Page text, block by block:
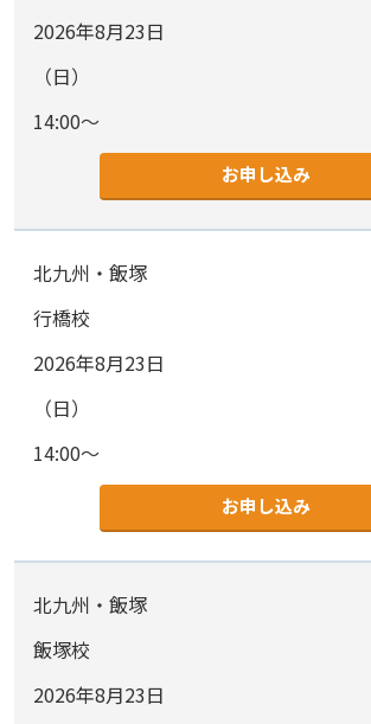
2026年8月23日
（日）
14:00～
お申し込み
北九州・飯塚
行橋校
2026年8月23日
（日）
14:00～
お申し込み
北九州・飯塚
飯塚校
2026年8月23日